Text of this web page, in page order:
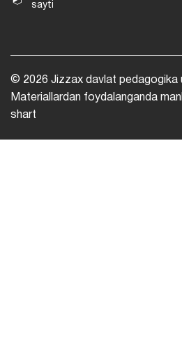
sayti
© 2026 Jizzax davlat pedagogika
Materiallardan foydalanganda
shart